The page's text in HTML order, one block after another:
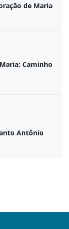
de Maria
Caminho
Antônio